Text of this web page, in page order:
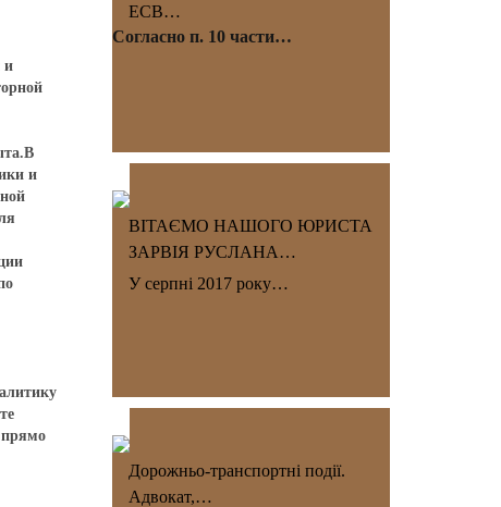
и
и
прямо
ЕСВ…
Согласно п. 10 части…
ВІТАЄМО НАШОГО ЮРИСТА
ЗАРВІЯ РУСЛАНА…
У серпні 2017 року…
Дорожньо-транспортні події.
Адвокат,…